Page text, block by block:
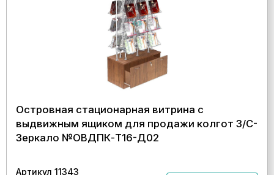
Островная стационарная витрина с
выдвижным ящиком для продажи колгот З/C-
Зеркало №ОВДПК-Т16-Д02
Артикул 11343